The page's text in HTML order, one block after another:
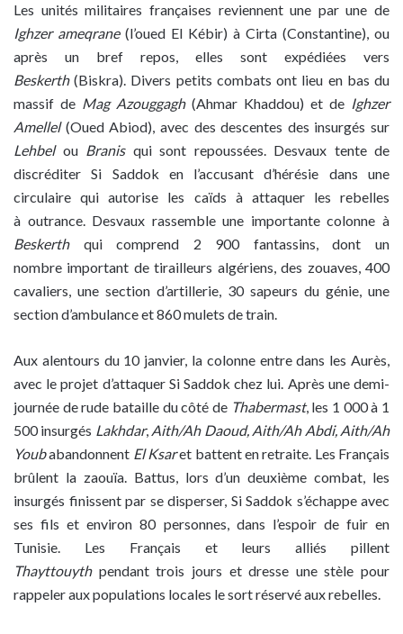
Les unités militaires françaises reviennent une par une de
Ighzer ameqrane (l’oued El Kébir) à Cirta (Constantine), ou
après un bref repos, elles sont expédiées vers
Beskerth(Biskra). Divers petits combats ont lieu en bas du
massif de Mag Azouggagh(Ahmar Khaddou) et de Ighzer
Amellel(Oued Abiod), avec des descentes des insurgés sur
Lehbelou Branisqui sont repoussées. Desvaux tente de
discréditer Si Saddok en l’accusant d’hérésie dans une
circulaire qui autorise les caïds à attaquer les rebelles
à outrance. Desvaux rassemble une importante colonne à
Beskerthqui comprend 2 900 fantassins, dont un
nombre important de tirailleurs algériens, des zouaves, 400
cavaliers, une section d’artillerie, 30 sapeurs du génie, une
section d’ambulance et 860 mulets de train.
Aux alentours du 10 janvier, la colonne entre dans les Aurès,
avec le projet d’attaquer Si Saddok chez lui. Après une demi-
journée de rude bataille du côté de Thabermast, les 1 000 à 1
500 insurgés Lakhdar, Aith/Ah Daoud, Aith/Ah Abdi, Aith/Ah
Youbabandonnent El Ksaret battent en retraite. Les Français
brûlent la zaouïa. Battus, lors d’un deuxième combat, les
insurgés finissent par se disperser, Si Saddok s’échappe avec
ses fils et environ 80 personnes, dans l’espoir de fuir en
Tunisie. Les Français et leurs alliés pillent
Thayttouythpendant trois jours et dresse une stèle pour
rappeler aux populations locales le sort réservé aux rebelles.